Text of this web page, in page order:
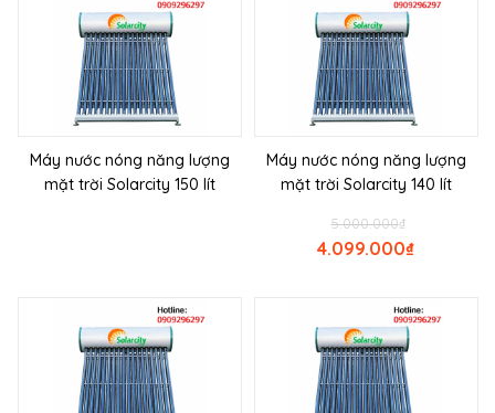
Máy nước nóng năng lượng
mặt trời Solarcity 150 lít
Máy nước nóng năng lượng
mặt trời Solarcity 140 lít
₫
5.000.000
₫
4.099.000